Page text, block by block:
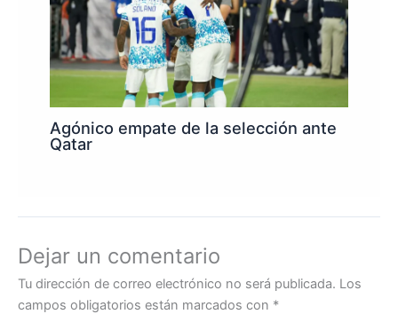
Agónico empate de la selección ante
Qatar
Dejar un comentario
Tu dirección de correo electrónico no será publicada. Los
campos obligatorios están marcados con *